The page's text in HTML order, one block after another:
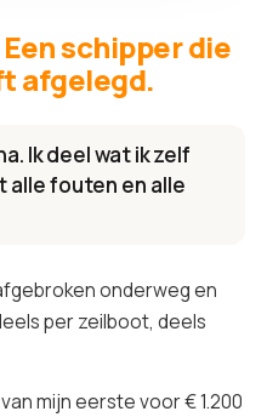
Een schipper die
afgelegd.
Ik deel wat ik zelf
alle fouten en alle
onderweg en
per zeilboot, deels
mijn eerste voor € 1.200